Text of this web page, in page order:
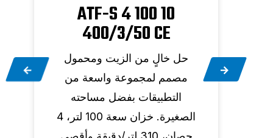
ATF-S 4 100 10
400/3/50 CE
حل خالٍ من الزيت ومحمول
مصمم لمجموعة واسعة من
التطبيقات بفضل مساحته
الصغيرة. خزان سعة 100 لتر، 4